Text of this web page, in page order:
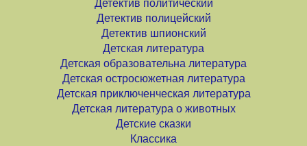
Детектив политический
Детектив полицейский
Детектив шпионский
Детская литература
Детская образовательна литература
Детская остросюжетная литература
Детская приключенческая литература
Детская литература о животных
Детские сказки
Классика